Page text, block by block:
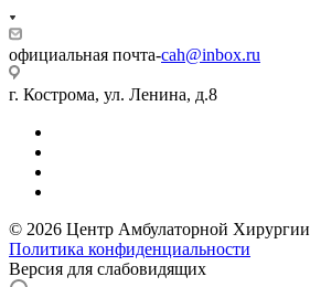
официальная почта-cah@inbox.ru
г. Кострома, ул. Ленина, д.8
© 2026 Центр Амбулаторной Хирургии
Политика конфиденциальности
Версия для слабовидящих